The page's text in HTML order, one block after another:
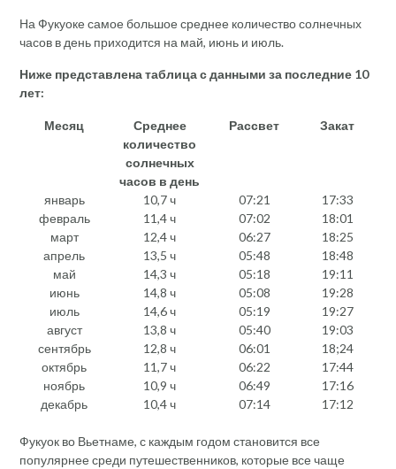
На Фукуоке самое большое среднее количество солнечных
часов в день приходится на май, июнь и июль.
Ниже представлена таблица с данными за последние 10
лет:
Месяц
Среднее
количество
солнечных
часов в день
Рассвет Закат
январь 10,7 ч 07:21
17:33
февраль
11,4 ч 07:02
18:01
март
12,4 ч 06:27
18:25
апрель
13,5 ч 05:48
18:48
май
14,3 ч 05:18
19:11
июнь
14,8 ч 05:08
19:28
июль
14,6 ч 05:19
19:27
август
13,8 ч 05:40
19:03
сентябрь
12,8 ч 06:01
18;24
октябрь
11,7 ч 06:22
17:44
ноябрь
10,9 ч 06:49
17:16
декабрь
10,4 ч 07:14 17:12
Фукуок во Вьетнаме, с каждым годом становится все
популярнее среди путешественников, которые все чаще